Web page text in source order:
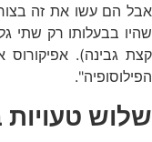
אבל הם עשו את זה
שהיו בבעלותו רק שתי
קצת גבינה).
הפילוסופיה".
שלוש